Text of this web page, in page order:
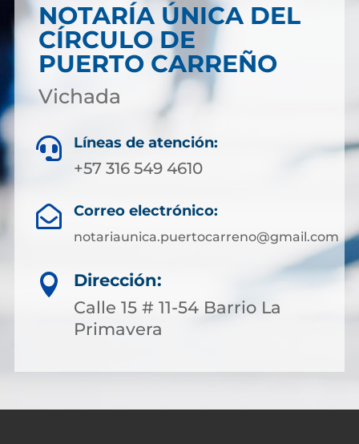
NOTARÍA ÚNICA DEL
CÍRCULO DE
PUERTO CARREÑO
Vichada
 Líneas de atención:
+57 316 549 4610
 Correo electrónico:
notariaunica.puertocarreno@gmail.com

Dirección:
Calle 15 # 11-54 Barrio La
Primavera